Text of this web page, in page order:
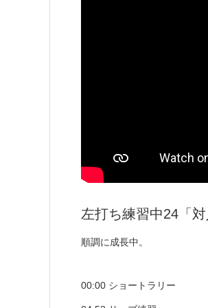
左打ち練習中24「
順調に成長中。
00:00 ショートラリー